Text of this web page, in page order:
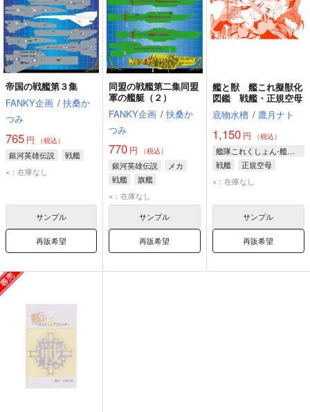
帝国の戦艦第３集
FANKY企画 / 扶桑か
つみ
765 円 （税込）
銀河英雄伝説
戦艦
×：在庫なし
サンプル
再販希望
同盟の戦艦第二集同盟
軍の艦艇（２）
FANKY企画 / 扶桑か
つみ
770 円 （税込）
銀河英雄伝説
メカ
戦艦
旗艦
×：在庫なし
サンプル
再販希望
艦と獣 艦これ擬獣化
図鑑 戦艦・正規空母
底物水槽 / 鷹月ナト
1,150円 （税込）
艦隊これくしょん-艦これ-
戦艦
正規空母
×：在庫なし
サンプル
再販希望